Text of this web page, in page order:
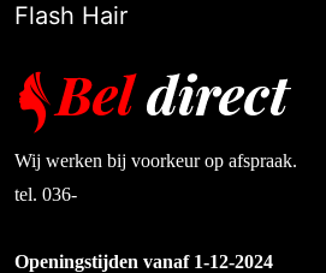
Flash Hair
Wij werken bij voorkeur op afspraak.
tel. 036-
Openingstijden vanaf 1-12-2024